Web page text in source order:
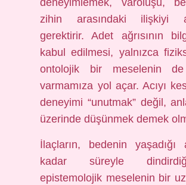
deneyimlemek, varoluşu,
zihin arasındaki ilişkiyi
gerektirir. Adet ağrısının
kabul edilmesi, yalnızca
ontolojik bir meselenin de
varmamıza yol açar. Acıyı
deneyimi “unutmak” değil,
üzerinde düşünmek demek
İlaçların, bedenin yaşadığı
kadar süreyle
epistemolojik meselenin bir